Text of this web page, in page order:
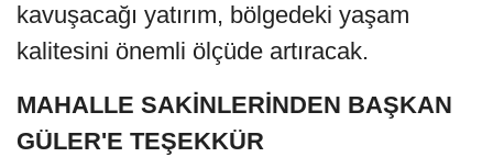
kavuşacağı yatırım, bölgedeki yaşam
kalitesini önemli ölçüde artıracak.
MAHALLE SAKİNLERİNDEN BAŞKAN
GÜLER'E TEŞEKKÜR